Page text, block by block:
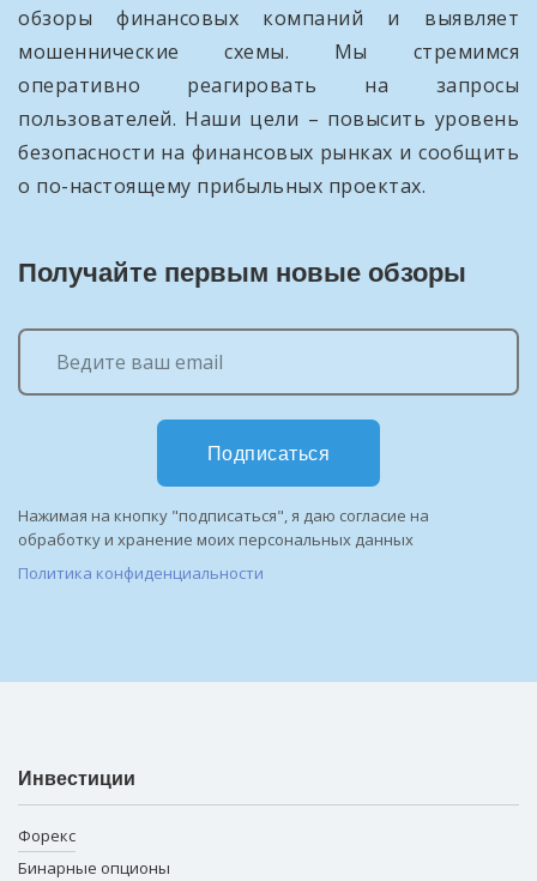
обзоры финансовых компаний и выявляет
мошеннические схемы. Мы стремимся
оперативно реагировать на запросы
пользователей. Наши цели – повысить уровень
безопасности на финансовых рынках и сообщить
о по-настоящему прибыльных проектах.
Получайте первым новые обзоры
Подписаться
Нажимая на кнопку "подписаться", я даю согласие на
обработку и хранение моих персональных данных
Политика конфиденциальности
Инвестиции
Форекс
Бинарные опционы